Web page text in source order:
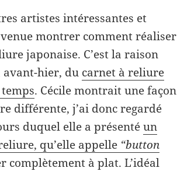
artistes intéressantes et
montrer comment réaliser
japonaise. C’est la raison
avant-hier, du carnet à reliure
. Cécile montrait une façon
différente, j’ai donc regardé
duquel elle a présentéun
qu’elle appelle “button
complètement à plat. L’idéal